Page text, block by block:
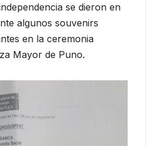
se dieron en
algunos souvenirs
en la ceremonia
Mayor de Puno.